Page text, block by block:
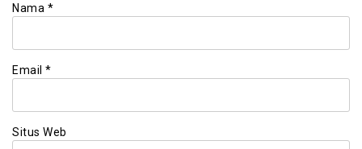
Nama *
Email *
Situs Web